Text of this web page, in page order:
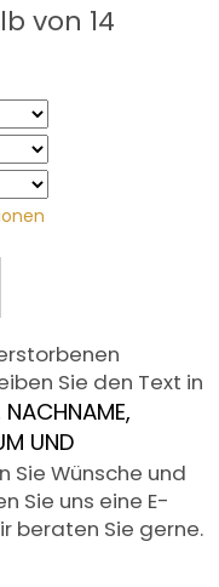
von 14
Sie den Text in
UND
Sie Wünsche und
Sie uns eine E-
beraten Sie gerne.